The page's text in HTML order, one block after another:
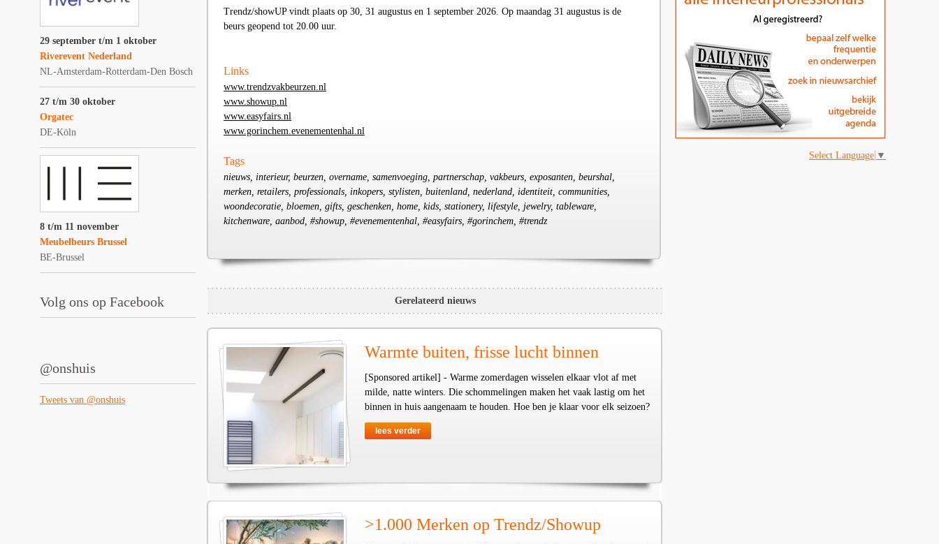
29 september t/m 1 oktober
Riverevent Nederland
NL-Amsterdam-Rotterdam-Den Bosch
27 t/m 30 oktober
Orgatec
DE-Köln
8 t/m 11 november
Meubelbeurs Brussel
BE-Brussel
Volg ons op Facebook
@onshuis
Tweets van @onshuis
Trendz/showUP vindt plaats op 30, 31 augustus en 1 september 2026. Op maandag 31 augustus is de
beurs geopend tot 20.00 uur.
Links
www.trendzvakbeurzen.nl
www.showup.nl
www.easyfairs.nl
www.gorinchem.evenementenhal.nl
Tags
nieuws, interieur, beurzen, overname, samenvoeging, partnerschap, vakbeurs, exposanten, beurshal,
merken, retailers, professionals, inkopers, stylisten, buitenland, nederland, identiteit, communities,
woondecoratie, bloemen, gifts, geschenken, home, kids, stationery, lifestyle, jewelry, tableware,
kitchenware, aanbod, #showup, #evenementenhal, #easyfairs, #gorinchem, #trendz
Gerelateerd nieuws
Warmte buiten, frisse lucht binnen
[Sponsored artikel] - Warme zomerdagen wisselen elkaar vlot af met
milde, natte winters. Die schommelingen maken het vaak lastig om het
binnen in huis aangenaam te houden. Hoe ben je klaar voor elk seizoen?
lees verder
>1.000 Merken op Trendz/Showup
Select Language ▼